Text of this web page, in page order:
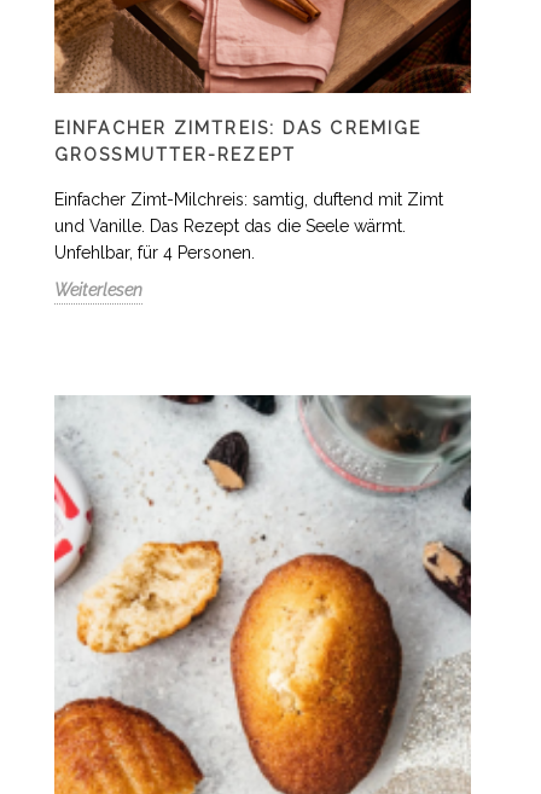
EINFACHER ZIMTREIS: DAS CREMIGE
GROSSMUTTER-REZEPT
Einfacher Zimt-Milchreis: samtig, duftend mit Zimt
und Vanille. Das Rezept das die Seele wärmt.
Unfehlbar, für 4 Personen.
Weiterlesen